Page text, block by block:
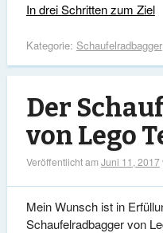
In drei Schritten zum Ziel
Kategorie: Schaufelradbagger
Der
von Lego
Veröffentlicht amJuni 11, 2017
Mein Wunsch ist in
Schaufelradbagger von